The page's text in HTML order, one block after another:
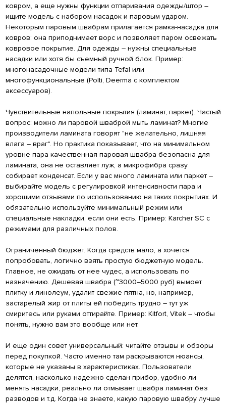
ковром, а еще нужны функции отпаривания одежды/штор –
ищите модель с набором насадок и паровым ударом.
Некоторым паровым швабрам прилагается рамка-насадка для
ковров: она приподнимает ворс и позволяет паром освежать
ковровое покрытие. Для одежды – нужны специальные
насадки или хотя бы съемный ручной блок. Пример:
многонасадочные модели типа Tefal или
многофункциональные (Polti, Deerma с комплектом
аксессуаров).
Чувствительные напольные покрытия (ламинат, паркет). Частый
вопрос: можно ли паровой шваброй мыть ламинат? Многие
производители ламината говорят "не желательно, лишняя
влага – враг". Но практика показывает, что на минимальном
уровне пара качественная паровая швабра безопасна для
ламината, она не оставляет луж, а микрофибра сразу
собирает конденсат. Если у вас много ламината или паркет –
выбирайте модель с регулировкой интенсивности пара и
хорошими отзывами по использованию на таких покрытиях. И
обязательно используйте минимальный режим или
специальные накладки, если они есть. Пример: Karcher SC с
режимами для различных полов.
Ограниченный бюджет. Когда средств мало, а хочется
попробовать, логично взять простую бюджетную модель.
Главное, не ожидать от нее чудес, а использовать по
назначению. Дешевая швабра (~3000–5000 руб) вымоет
плитку и линолеум, удалит свежие пятна, но, например,
застарелый жир от плиты ей победить трудно – тут уж
смиритесь или руками оттирайте. Пример: Kitfort, Vitek – чтобы
понять, нужно вам это вообще или нет.
И еще один совет универсальный: читайте отзывы и обзоры
перед покупкой. Часто именно там раскрываются нюансы,
которые не указаны в характеристиках. Пользователи
делятся, насколько надежно сделан прибор, удобно ли
менять насадки, реально ли отмывает швабра ламинат без
разводов и т.д. Когда не знаете, какую паровую швабру лучше